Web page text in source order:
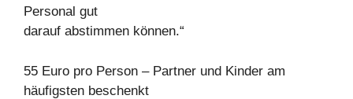
Personal gut
darauf abstimmen können.“
55 Euro pro Person – Partner und Kinder am
häufigsten beschenkt